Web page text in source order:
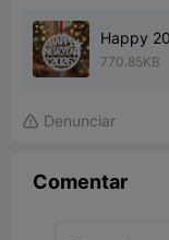
Happy
770.85KB
 Denunciar
Comentar